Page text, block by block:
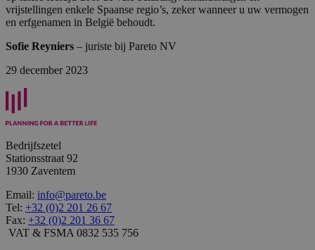
vrijstellingen enkele Spaanse regio’s, zeker wanneer u uw vermogen
en erfgenamen in België behoudt.
Sofie Reyniers – juriste bij Pareto NV
29 december 2023
Bedrijfszetel
Stationsstraat 92
1930 Zaventem
Email: info@pareto.be
Tel: +32 (0)2 201 26 67
Fax: +32 (0)2 201 36 67
VAT & FSMA 0832 535 756